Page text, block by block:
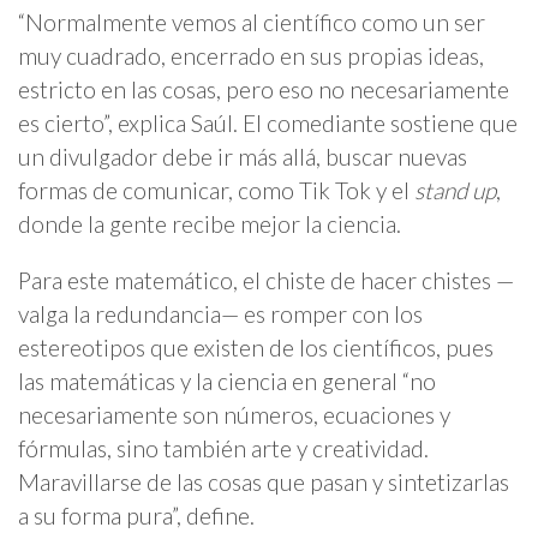
“Normalmente vemos al científico como un ser
muy cuadrado, encerrado en sus propias ideas,
estricto en las cosas, pero eso no necesariamente
es cierto”, explica Saúl. El comediante sostiene que
un divulgador debe ir más allá, buscar nuevas
formas de comunicar, como Tik Tok y el stand up,
donde la gente recibe mejor la ciencia.
Para este matemático, el chiste de hacer chistes —
valga la redundancia— es romper con los
estereotipos que existen de los científicos, pues
las matemáticas y la ciencia en general “no
necesariamente son números, ecuaciones y
fórmulas, sino también arte y creatividad.
Maravillarse de las cosas que pasan y sintetizarlas
a su forma pura”, define.